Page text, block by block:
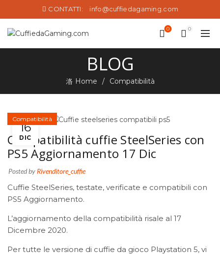
CONTATTI: info@cuffiedagaming.com
0 0
BLOG
Home Compatibilità
16
DIC
Compatibilità
Compatibilità cuffie SteelSeries con
PS5 Aggiornamento 17 Dic
Posted by Rivenditore_cuffie
Cuffie SteelSeries, testate, verificate e compatibili con
PS5 Aggiornamento.
L’aggiornamento della compatibilità risale al 17
Dicembre 2020.
Per tutte le versione di cuffie da gioco Playstation 5, vi